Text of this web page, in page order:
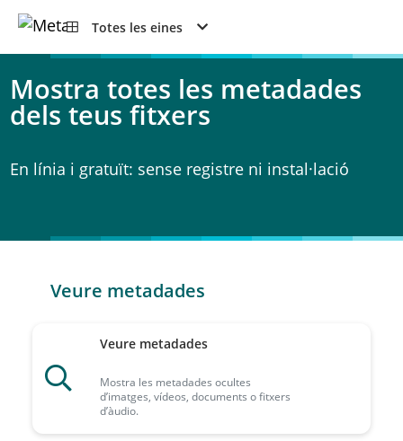
Totes les eines
Mostra totes les metadades
dels teus fitxers
En línia i gratuït: sense registre ni instal·lació
Veure metadades
Veure metadades
Mostra les metadades ocultes
d’imatges, vídeos, documents o fitxers
d’àudio.